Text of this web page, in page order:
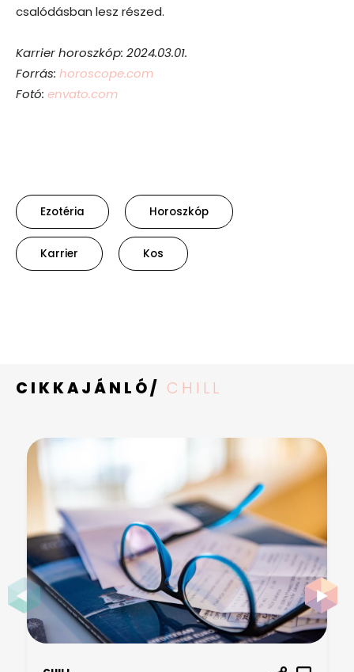
csalódásban lesz részed.
Karrier horoszkóp: 2024.03.01.
Forrás: horoscope.com
Fotó: envato.com
Ezotéria Horoszkóp
Karrier Kos
CIKKAJÁNLÓ/ CHILL